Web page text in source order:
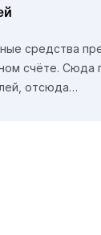
средства
счёте. Сюда
отсюда…